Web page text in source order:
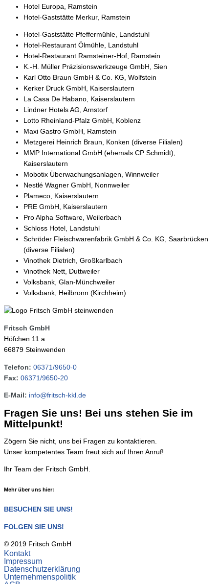
Hotel Europa, Ramstein
Hotel-Gaststätte Merkur, Ramstein
Hotel-Gaststätte Pfeffermühle, Landstuhl
Hotel-Restaurant Ölmühle, Landstuhl
Hotel-Restaurant Ramsteiner-Hof, Ramstein
K.-H. Müller Präzisionswerkzeuge GmbH, Sien
Karl Otto Braun GmbH & Co. KG, Wolfstein
Kerker Druck GmbH, Kaiserslautern
La Casa De Habano, Kaiserslautern
Lindner Hotels AG, Arnstorf
Lotto Rheinland-Pfalz GmbH, Koblenz
Maxi Gastro GmbH, Ramstein
Metzgerei Heinrich Braun, Konken (diverse Filialen)
MMP International GmbH (ehemals CP Schmidt),
Kaiserslautern
Mobotix Überwachungsanlagen, Winnweiler
Nestlé Wagner GmbH, Nonnweiler
Plameco, Kaiserslautern
PRE GmbH, Kaiserslautern
Pro Alpha Software, Weilerbach
Schloss Hotel, Landstuhl
Schröder Fleischwarenfabrik GmbH & Co. KG, Saarbrücken
(diverse Filialen)
Vinothek Dietrich, Großkarlbach
Vinothek Nett, Duttweiler
Volksbank, Glan-Münchweiler
Volksbank, Heilbronn (Kirchheim)
Fritsch GmbH
Höfchen 11 a
66879 Steinwenden
Telefon: 06371/9650-0
Fax: 06371/9650-20
E-Mail: info@fritsch-kkl.de
Fragen Sie uns! Bei uns stehen Sie im
Mittelpunkt!
Zögern Sie nicht, uns bei Fragen zu kontaktieren.
Unser kompetentes Team freut sich auf Ihren Anruf!
Ihr Team der Fritsch GmbH.
Mehr über uns hier:
BESUCHEN SIE UNS!
FOLGEN SIE UNS!
© 2019 Fritsch GmbH
Kontakt
Impressum
Datenschutzerklärung
Unternehmenspolitik